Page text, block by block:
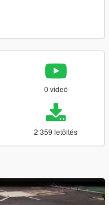
0 videó
2 359 letöltés